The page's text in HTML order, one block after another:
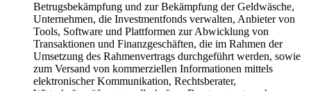
Betrugsbekämpfung und zur Bekämpfung der Geldwäsche,
Unternehmen, die Investmentfonds verwalten, Anbieter von
Tools, Software und Plattformen zur Abwicklung von
Transaktionen und Finanzgeschäften, die im Rahmen der
Umsetzung des Rahmenvertrags durchgeführt werden, sowie
zum Versand von kommerziellen Informationen mittels
elektronischer Kommunikation, Rechtsberater,